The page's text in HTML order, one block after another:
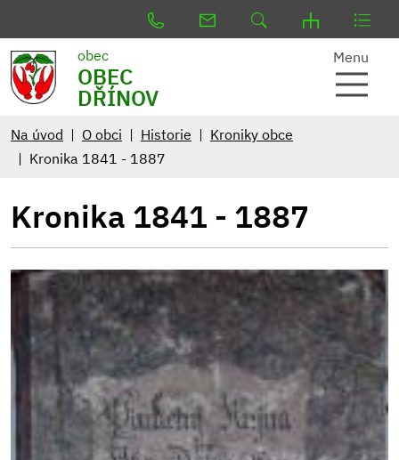
obec
OBEC
DŘÍNOV
Menu
Na úvod O obci Historie
Kroniky obce
Kronika 1841 - 1887
Kronika 1841 - 1887